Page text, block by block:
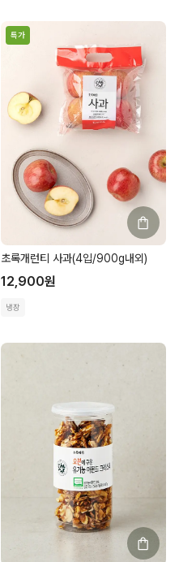
특가
초록개런티 사과(4입/900g내외)
12,900원
냉장